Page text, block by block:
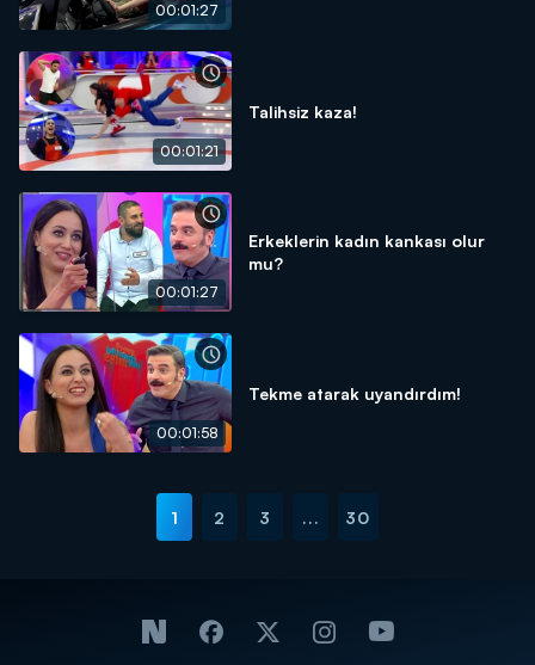
00:01:27
00:01:21
Talihsiz kaza!
00:01:27
Erkeklerin kadın kankası olur
mu?
00:01:58
Tekme atarak uyandırdım!
1 2 3 ... 30